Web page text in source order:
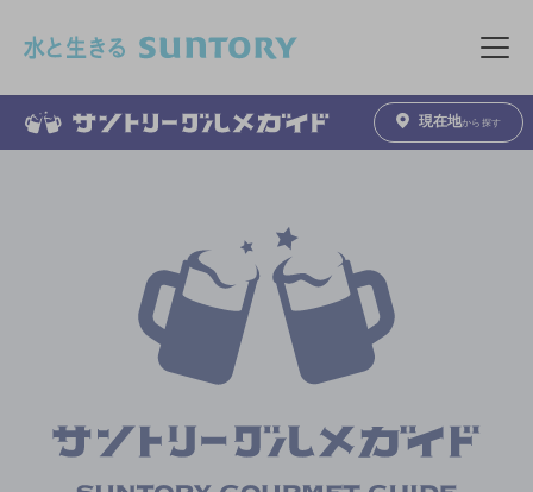
メニュ
現在地から探す